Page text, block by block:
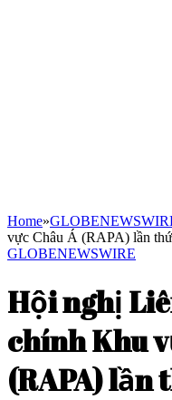
Home»
vực Châu Á (RAPA) lần thứ
GLOBENEWSWIRE
Hội nghị
chính Khu
(RAPA) lần